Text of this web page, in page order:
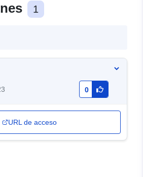
1
0
URL de acceso